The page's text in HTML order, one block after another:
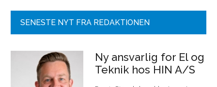
SENESTE NYT FRA REDAKTIONEN
Ny ansvarlig for El og
Teknik hos HIN A/S